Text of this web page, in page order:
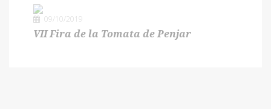
09/10/2019
VII Fira de la Tomata de Penjar